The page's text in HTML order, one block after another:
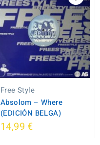
Free Style
Absolom ‎– Where
(EDICIÓN BELGA)
14,99 €